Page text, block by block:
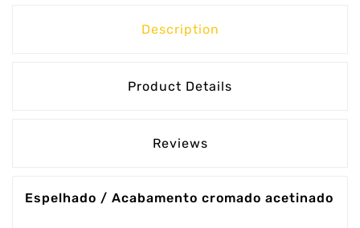
Description
Product Details
Reviews
Espelhado / Acabamento cromado acetinado